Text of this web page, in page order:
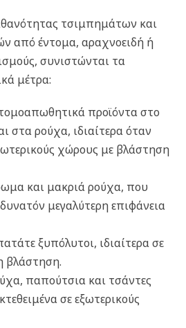
τσιμπημάτων και
από έντομα, αραχνοειδή ή
συνιστώνται τα
μέτρα:
προϊόντα στο
στα ρούχα, ιδιαίτερα όταν
χώρους με βλάστηση
και μακριά ρούχα, που
μεγαλύτερη επιφάνεια
ξυπόλυτοι, ιδιαίτερα σε
βλάστηση.
παπούτσια και τσάντες
σε εξωτερικούς